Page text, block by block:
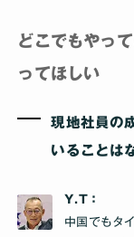
どこでもやっ
ってほしい
現地社員の
いることは
Y.T：
中国でもタ